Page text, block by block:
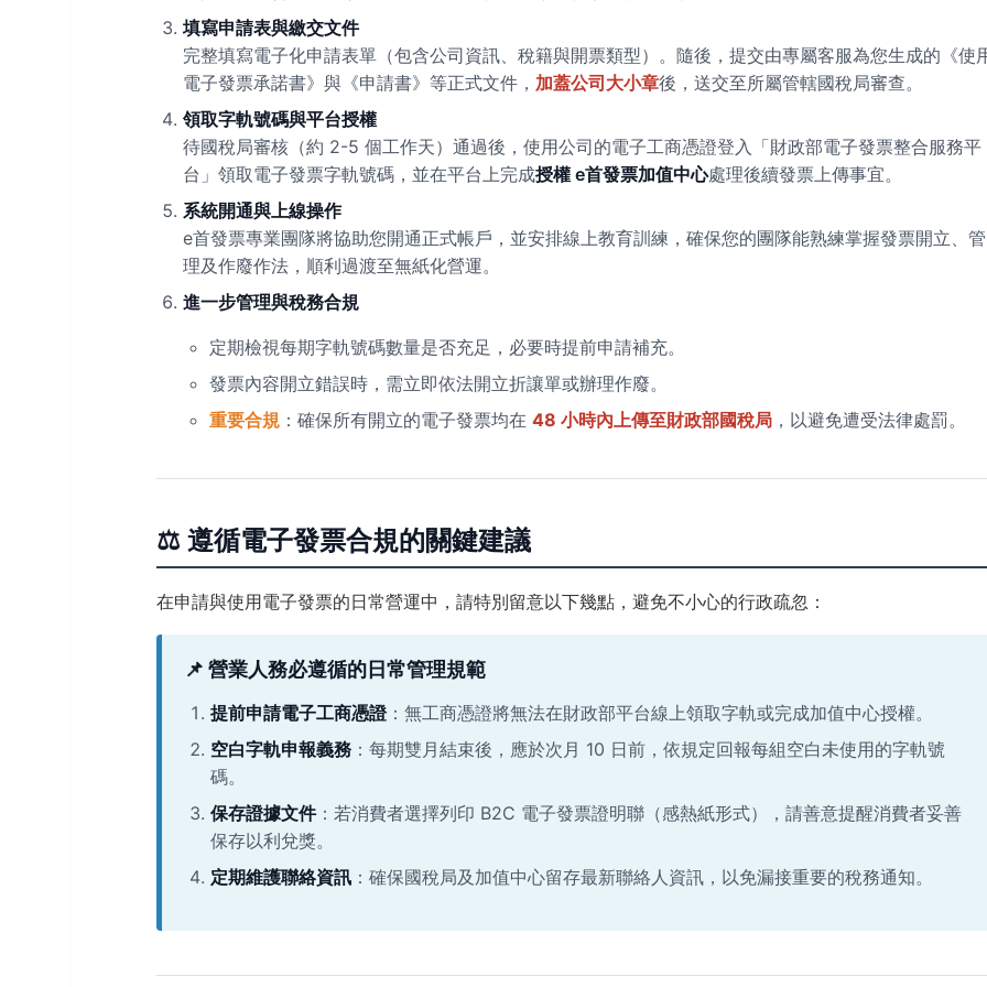
填寫申請表與繳交文件
完整填寫電子化申請表單（包含公司資訊、稅籍與開票類型）。隨後，提交由專屬客服為您生成的《使
電子發票承諾書》與《申請書》等正式文件， 加蓋公司大小章後，送交至所屬管轄國稅局審查。
領取字軌號碼與平台授權
待國稅局審核（約 2-5 個工作天）通過後，使用公司的電子工商憑證登入「財政部電子發票整合服務平
台」領取電子發票字軌號碼，並在平台上完成授權 e首發票加值中心處理後續發票上傳事宜。
系統開通與上線操作
e首發票專業團隊將協助您開通正式帳戶，並安排線上教育訓練，確保您的團隊能熟練掌握發票開立、管
理及作廢作法，順利過渡至無紙化營運。
進一步管理與稅務合規
定期檢視每期字軌號碼數量是否充足，必要時提前申請補充。
發票內容開立錯誤時，需立即依法開立折讓單或辦理作廢。
重要合規 ：確保所有開立的電子發票均在 48 小時內上傳至財政部國稅局 ，以避免遭受法律處罰。
⚖️ 遵循電子發票合規的關鍵建議
在申請與使用電子發票的日常營運中，請特別留意以下幾點，避免不小心的行政疏忽：
📌 營業人務必遵循的日常管理規範
提前申請電子工商憑證：無工商憑證將無法在財政部平台線上領取字軌或完成加值中心授權。
空白字軌申報義務 ：每期雙月結束後，應於次月 10 日前，依規定回報每組空白未使用的字軌號
碼。
保存證據文件：若消費者選擇列印 B2C 電子發票證明聯（感熱紙形式），請善意提醒消費者妥善
保存以利兌獎。
定期維護聯絡資訊 ：確保國稅局及加值中心留存最新聯絡人資訊，以免漏接重要的稅務通知。